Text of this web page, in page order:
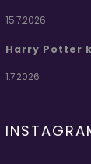
15.7.2026
Harry Potter
1.7.2026